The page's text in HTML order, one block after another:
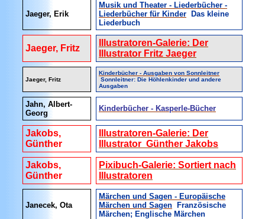
Jaeger, Erik
Musik und Theater - Liederbücher -
Liederbücher für Kinder Das kleine
Liederbuch
Jaeger, Fritz
Illustratoren-Galerie: Der
Illustrator Fritz Jaeger
Jaeger, Fritz
Kinderbücher - Ausgaben von Sonnleitner
Sonnleitner: Die Höhlenkinder und andere
Ausgaben
Jahn, Albert-
Georg
Kinderbücher - Kasperle-Bücher
Jakobs,
Günther
Illustratoren-Galerie: Der
Illustrator Günther Jakobs
Jakobs,
Günther
Pixibuch-Galerie: Sortiert nach
Illustratoren
Janecek, Ota
Märchen und Sagen - Europäische
Märchen und Sagen Französische
Märchen; Englische Märchen